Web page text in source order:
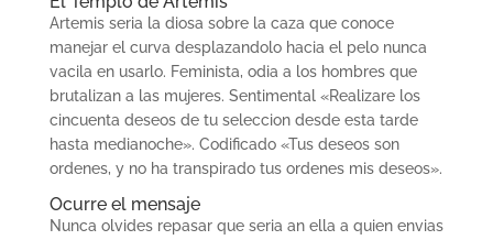
Artemis seri­a la diosa sobre la caza que conoce
manejar el curva desplazandolo hacia el pelo nunca
vacila en usarlo. Feminista, odia a los hombres que
brutalizan a las mujeres. Sentimental «Realizare los
cincuenta deseos de tu seleccion desde esta tarde
hasta medianoche». Codificado «Tus deseos son
ordenes, y no ha transpirado tus ordenes mis deseos».
Ocurre el mensaje
Nunca olvides repasar que seri­a an ella a quien envias